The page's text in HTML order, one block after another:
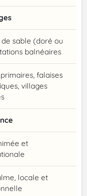
de sable (doré ou
balnéaires
falaises
villages
et
locale et